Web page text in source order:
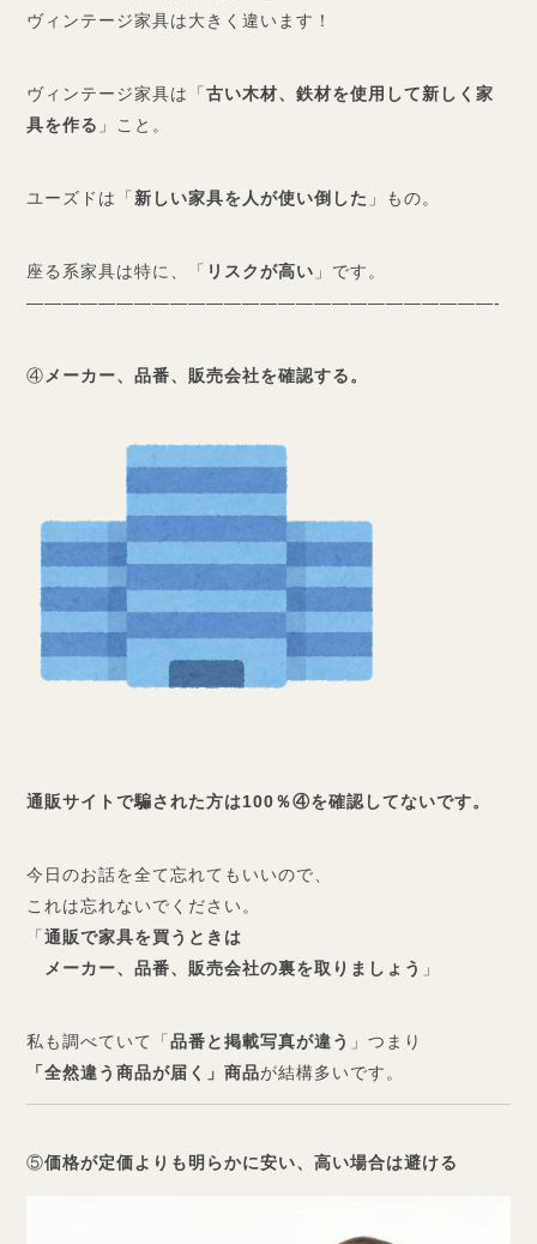
ヴィンテージ家具は大きく違います！
ヴィンテージ家具は「古い木材、鉄材を使用して新しく家
具を作る 」こと。
ユーズドは「 新しい家具を人が使い倒した 」もの。
座る系家具は特に、「 リスクが高い 」です。
——————————————————————————-
④ メーカー、品番、販売会社を確認する。
通販サイトで騙された方は100％④を確認してないです。
今日のお話を全て忘れてもいいので、
これは忘れないでください。
「通販で家具を買うときは
メーカー、品番、販売会社の裏を取りましょう 」
私も調べていて「品番と掲載写真が違う 」つまり
「全然違う商品が届く」商品が結構多いです。
⑤価格が定価よりも明らかに安い、高い場合は避ける